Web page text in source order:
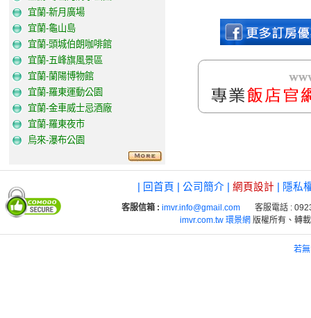
宜蘭-新月廣場
宜蘭-龜山島
宜蘭-頭城伯朗咖啡館
宜蘭-五峰旗風景區
宜蘭-蘭陽博物館
宜蘭-羅東運動公園
宜蘭-金車威士忌酒廠
宜蘭-羅東夜市
烏來-瀑布公園